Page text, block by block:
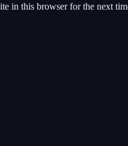
in this browser for the next